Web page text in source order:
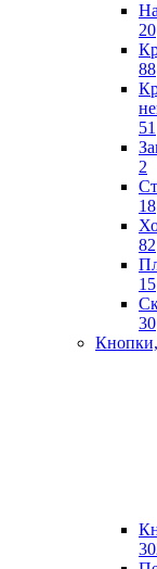
20
88
51
2
18
82
15
30